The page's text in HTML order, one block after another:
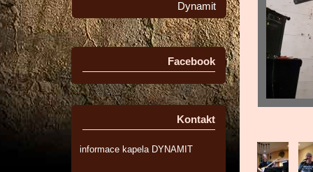
Dynamit
Facebook
Kontakt
informace kapela DYNAMIT